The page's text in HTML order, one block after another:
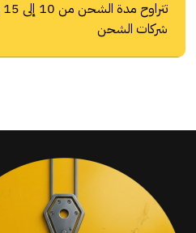
شركات الشحن